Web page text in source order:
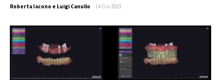
Roberta Iacono e Luigi Canullo - 14 Giu 2023